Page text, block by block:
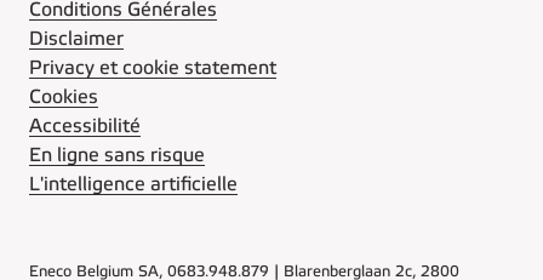
Conditions Générales
Disclaimer
Privacy et cookie statement
Cookies
Accessibilité
En ligne sans risque
L'intelligence artificielle
Eneco Belgium SA, 0683.948.879 | Blarenberglaan 2c, 2800